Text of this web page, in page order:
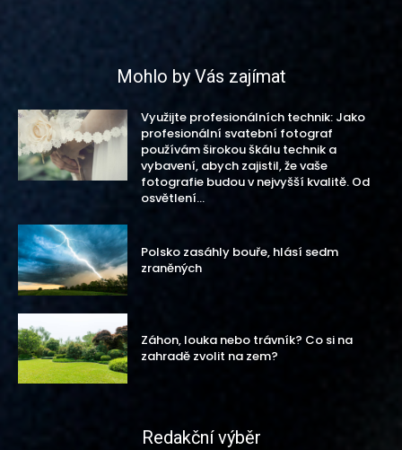
Mohlo by Vás zajímat
Využijte profesionálních technik: Jako
profesionální svatební fotograf
používám širokou škálu technik a
vybavení, abych zajistil, že vaše
fotografie budou v nejvyšší kvalitě. Od
osvětlení...
Polsko zasáhly bouře, hlásí sedm
zraněných
Záhon, louka nebo trávník? Co si na
zahradě zvolit na zem?
Redakční výběr